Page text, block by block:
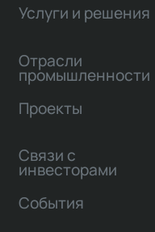
Услуги и решения
Отрасли
промышленности
Проекты
Связи с
инвесторами
События